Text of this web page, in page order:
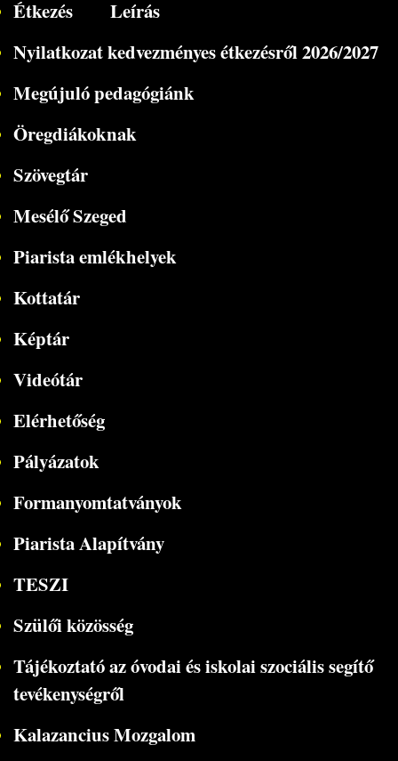
Étkezés
Leírás
Nyilatkozat kedvezményes étkezésről 2026/2027
Megújuló pedagógiánk
Öregdiákoknak
Szövegtár
Mesélő Szeged
Piarista emlékhelyek
Kottatár
Képtár
Videótár
Elérhetőség
Pályázatok
Formanyomtatványok
Piarista Alapítvány
TESZI
Szülői közösség
Tájékoztató az óvodai és iskolai szociális segítő
tevékenységről
Kalazancius Mozgalom